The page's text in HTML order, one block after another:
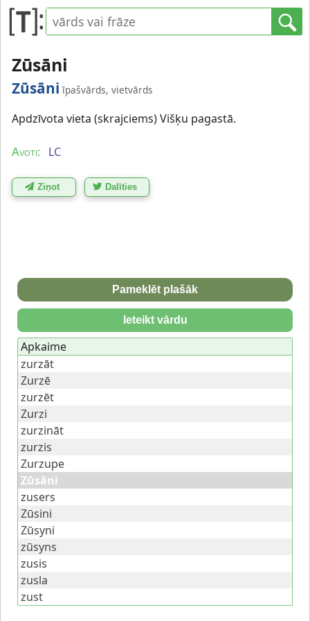
Zūsāni
Zūsāni īpašvārds, vietvārds
Apdzīvota vieta (skrajciems) Višķu pagastā.
Avoti: LC
Ziņot Dalīties
Pameklēt plašāk
Ieteikt vārdu
Apkaime
zurzāt
Zurzē
zurzēt
Zurzi
zurzināt
zurzis
Zurzupe
Zūsāni
zusers
Zūsini
Zūsyni
zūsyns
zusis
zusla
zust